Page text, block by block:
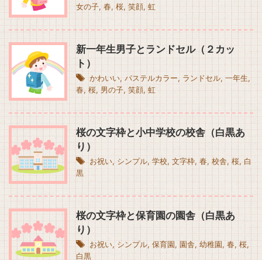
女の子, 春, 桜, 笑顔, 虹
新一年生男子とランドセル（２カッ
ト）
かわいい, パステルカラー,ランドセル,一年生,
春, 桜, 男の子, 笑顔, 虹
桜の文字枠と小中学校の校舎（白黒あ
り）
お祝い, シンプル, 学校, 文字枠, 春, 校舎, 桜, 白
黒
桜の文字枠と保育園の園舎（白黒あ
り）
お祝い, シンプル, 保育園, 園舎, 幼稚園, 春, 桜,
白黒